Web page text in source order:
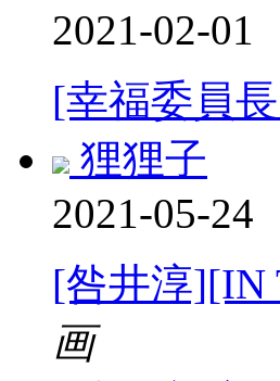
2021-02-01
[幸福委員
狸狸子
2021-05-24
[咎井淳][IN
画